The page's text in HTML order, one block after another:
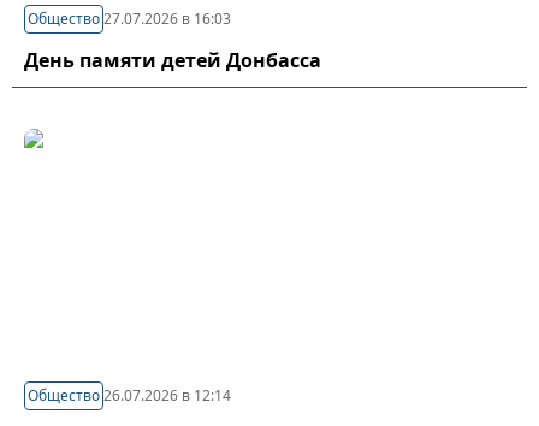
Общество27.07.2026 в 16:03
День памяти детей Донбасса
Общество26.07.2026 в 12:14